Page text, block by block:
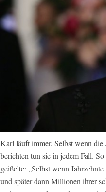
Karl läuft immer. Selbst wenn die
berichten tun sie in jedem Fall.
geißelte: „Selbst wenn
und später dann Millionen ihrer